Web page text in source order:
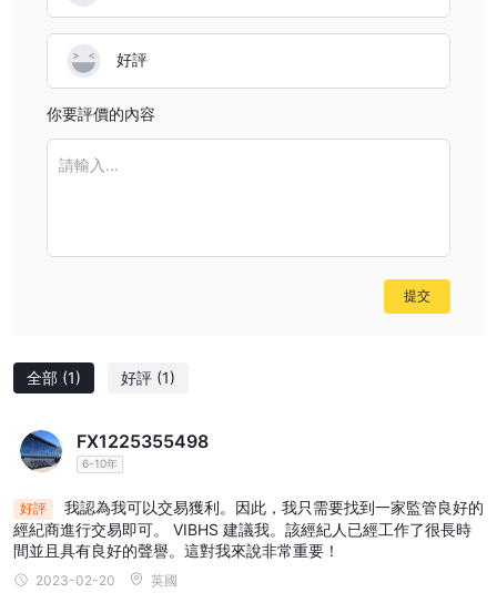
全部 (1) 好評 (1)
FX1225355498
6-10年
好評
我認為我可以交易獲利。因此，我只需要找到一家監管良好的
經紀商進行交易即可。 VIBHS 建議我。該經紀人已經工作了很長時
間並且具有良好的聲譽。這對我來說非常重要！
2023-02-20 英國
好評
你要評價的內容
請輸入...
提交